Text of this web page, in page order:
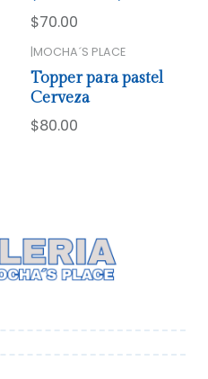
$70.00
|MOCHA´S PLACE
Topper para pastel
Cerveza
$80.00